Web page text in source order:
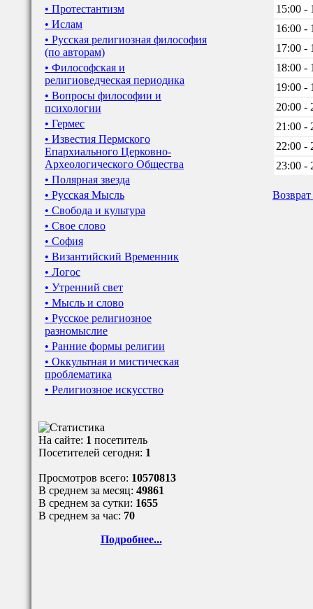
• Протестантизм
• Ислам
• Русская религиозная философия
(по авторам)
• Философская и
религиоведческая периодика
• Вопросы философии и
психологии
• Гермес
• Известия Пермского
Епархиального Церковно-
Археологического Общества
• Полярная звезда
• Русская Мысль
• Свобода и культура
• Свое слово
• София
• Византийский Временник
• Логос
• Утренний свет
• Мысль и слово
• Русское религиозное
разномыслие
• Ранние формы религии
• Оккультная и мистическая
проблематика
• Религиозное искусство
На сайте: 1 посетитель
Посетителей сегодня: 1
Просмотров всего: 10570813
В среднем за месяц: 49861
В среднем за сутки: 1655
В среднем за час: 70
Подробнее...
15:00 -
16:00 -
17:00 -
18:00 -
19:00 -
20:00 -
21:00 -
22:00 -
23:00 -
Возврат